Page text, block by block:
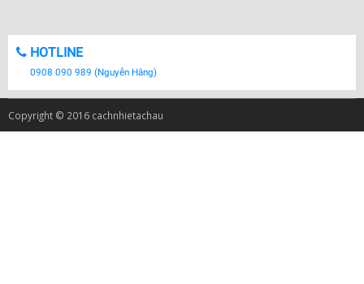
HOTLINE
0908 090 989 (Nguyễn Hằng)
Copyright © 2016 cachnhietachau